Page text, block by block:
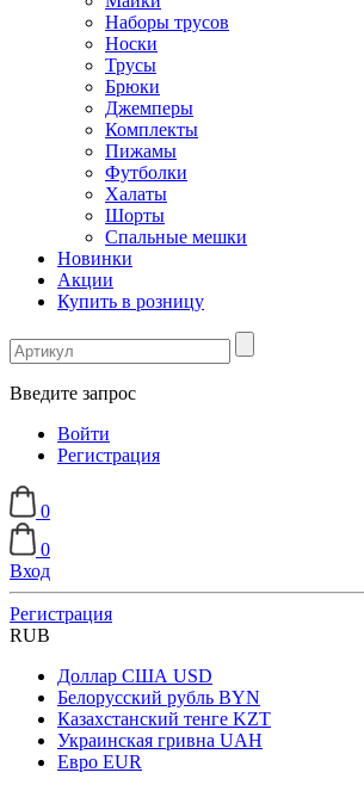
Наборы трусов
Носки
Трусы
Брюки
Джемперы
Комплекты
Пижамы
Футболки
Халаты
Шорты
Спальные мешки
Новинки
Акции
Купить в розницу
Введите запрос
Войти
Регистрация
0
0
Вход
Регистрация
RUB
Доллар США USD
Белорусский рубль BYN
Казахстанский тенге KZT
Украинская гривна UAH
Евро EUR